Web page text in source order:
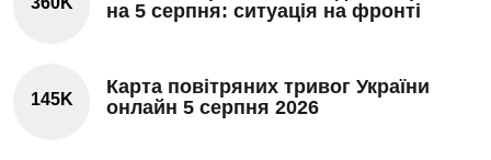
на 5 серпня: ситуація на фронті
145K
Карта повітряних тривог України
онлайн 5 серпня 2026